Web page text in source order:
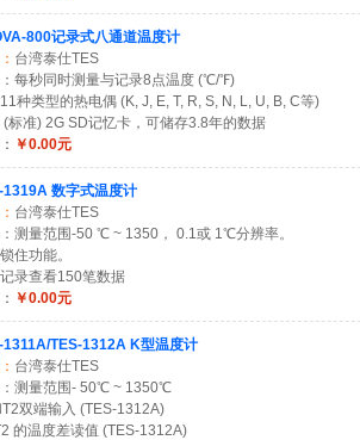
800记录式八通道温度计
台湾泰仕TES
每秒同时测量与记录8点温度 (℃/℉)
种类型的热电偶 (K, J, E, T, R, S, N, L, U, B, C等)
(标准) 2G SD记忆卡，可储存3.8年的数据
￥0.00元
1319A 数字式温度计
台湾泰仕TES
测量范围-50 ℃ ~ 1350， 0.1或 1℃分辨率。
住功能。
录查看150笔数据
￥0.00元
1311A/TES-1312A K型温度计
台湾泰仕TES
测量范围- 50℃ ~ 1350℃
双端输入 (TES-1312A)
的温度差读值 (TES-1312A)